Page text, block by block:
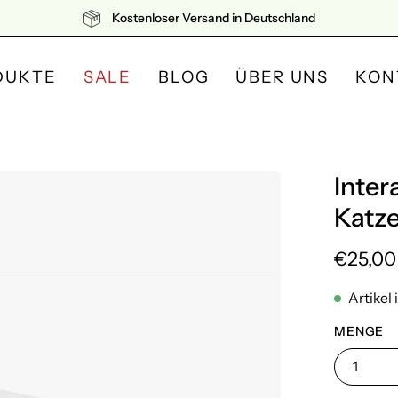
Kostenloser Versand in Deutschland
SALE BLOG ÜBER UNS
€25,00
Artikel
MENGE
1